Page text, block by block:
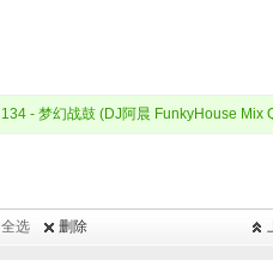
134 - 梦幻战鼓 (DJ阿晨 FunkyHouse Mix
全选 删除